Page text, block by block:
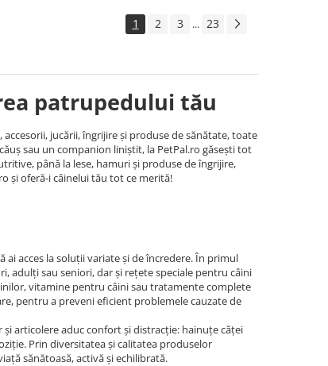
1 2 3 ... 23
patrupedului tău
jucării, îngrijire și produse de sănătate, toate
sau un companion liniștit, la PetPal.ro găsești tot
până la lese, hamuri și produse de îngrijire,
și oferă-i câinelui tău tot ce merită!
acces la soluții variate și de încredere. În primul
adulți sau seniori, dar și rețete speciale pentru câini
vitamine pentru câini sau tratamente complete
pentru a preveni eficient problemele cauzate de
articolere aduc confort și distracție: hainuțe căței
Prin diversitatea și calitatea produselor
sănătoasă, activă și echilibrată.